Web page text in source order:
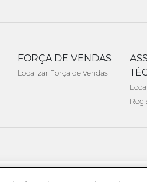
FORÇA DE VENDAS
Localizar Força de Vendas